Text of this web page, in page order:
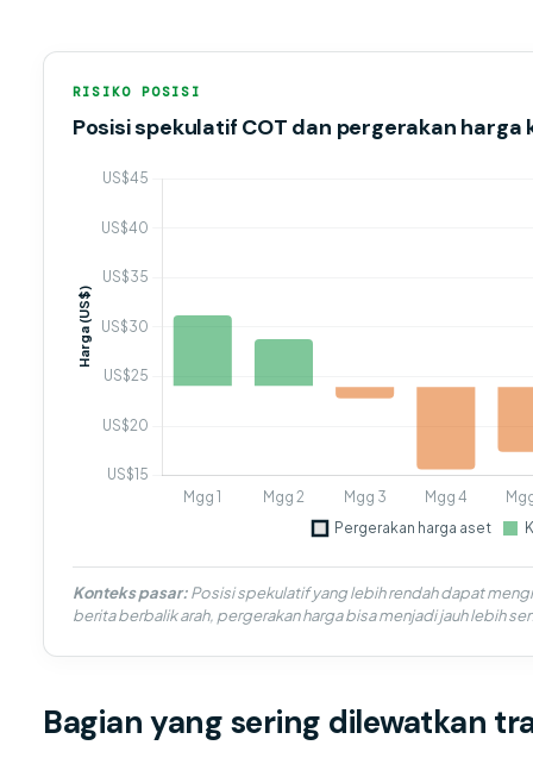
RISIKO POSISI
Posisi spekulatif COT dan pergerakan harga
Konteks pasar:Posisi spekulatif yang lebih rendah dapat
berita berbalik arah, pergerakan harga bisa menjadi jauh lebih
Bagian yang sering dilewatkan